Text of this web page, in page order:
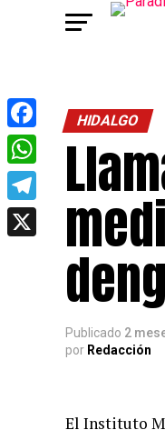
HIDALGO
Publicado 2
por Redacción
El Instituto
Facebook
WhatsApp
Telegram